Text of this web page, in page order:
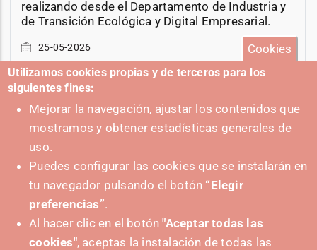
realizando desde el Departamento de Industria y
de Transición Ecológica y Digital Empresarial.
25-05-2026 Cookies
Utilizamos cookies propias y de terceros para los
siguientes fines:
Mejorar la navegación, ajustar los contenidos que
mostramos y obtener estadísticas generales de
uso.
Puedes configurar las cookies que se instalarán en
tu navegador pulsando el botón “Elegir
preferencias”.
Al hacer clic en el botón"Aceptar todas las
cookies", aceptas la instalación de todas las